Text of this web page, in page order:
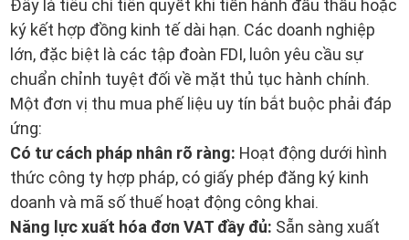
Đây là tiêu chí tiên quyết khi tiến hành đấu thầu hoặc
ký kết hợp đồng kinh tế dài hạn. Các doanh nghiệp
lớn, đặc biệt là các tập đoàn FDI, luôn yêu cầu sự
chuẩn chỉnh tuyệt đối về mặt thủ tục hành chính.
Một đơn vị thu mua phế liệu uy tín bắt buộc phải đáp
ứng:
Có tư cách pháp nhân rõ ràng: Hoạt động dưới hình
thức công ty hợp pháp, có giấy phép đăng ký kinh
doanh và mã số thuế hoạt động công khai.
Năng lực xuất hóa đơn VAT đầy đủ: Sẵn sàng xuất